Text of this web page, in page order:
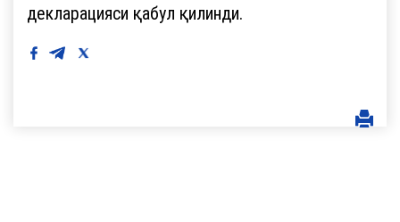
декларацияси қабул қилинди.